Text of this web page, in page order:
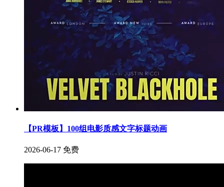
【PR模板】100组电影质感文字标题动画
2026-06-17 免费